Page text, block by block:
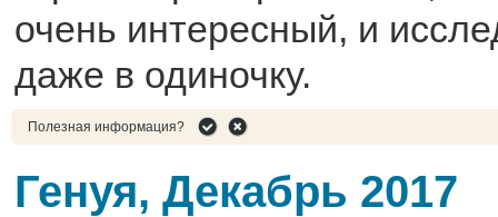
очень интересный, и
даже в одиночку.
Полезная информация?
Генуя, Декабрь 2017